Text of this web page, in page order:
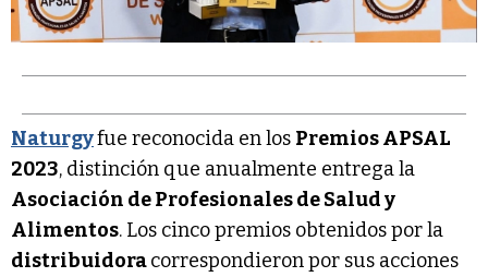
Naturgyfue reconocida en los Premios APSAL
2023, distinción que anualmente entrega la
Asociación de Profesionales de Salud y
Alimentos. Los cinco premios obtenidos por la
distribuidoracorrespondieron por sus acciones